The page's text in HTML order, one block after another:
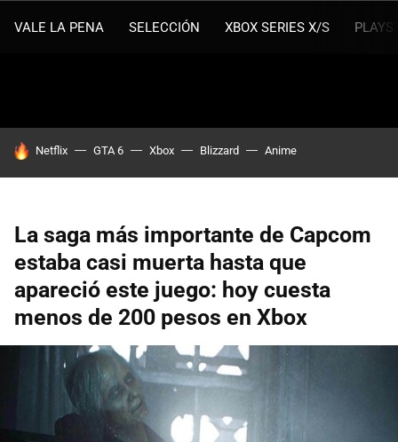
VALE LA PENA SELECCIÓN XBOX SERIES X/S
HOY SE HABLA DE
Netflix GTA 6 Xbox Blizzard Anime
La saga más importante de Capcom
estaba casi muerta hasta que
apareció este juego: hoy cuesta
menos de 200 pesos en Xbox